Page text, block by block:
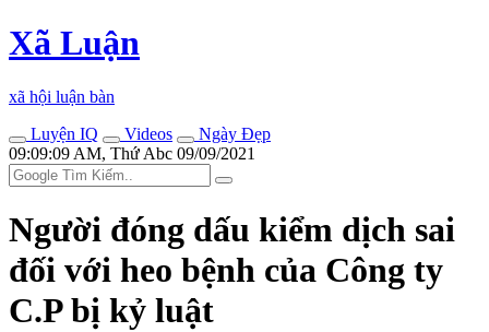
Xã Luận
xã hội luận bàn
Luyện IQ
Videos
Ngày Đẹp
09:09:09 AM, Thứ Abc 09/09/2021
Người đóng dấu kiểm dịch sai
đối với heo bệnh của Công ty
C.P bị kỷ luật